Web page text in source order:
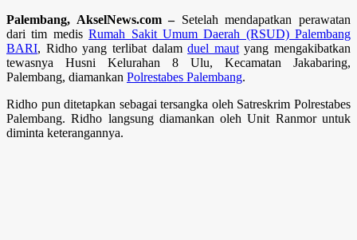
Palembang, AkselNews.com – Setelah mendapatkan perawatan
dari tim medisRumah Sakit Umum Daerah (RSUD) Palembang
BARI, Ridho yang terlibat dalamduel mautyang mengakibatkan
tewasnya Husni Kelurahan 8 Ulu, Kecamatan Jakabaring,
Palembang, diamankan Polrestabes Palembang.
Ridho pun ditetapkan sebagai tersangka oleh Satreskrim Polrestabes
Palembang. Ridho langsung diamankan oleh Unit Ranmor untuk
diminta keterangannya.